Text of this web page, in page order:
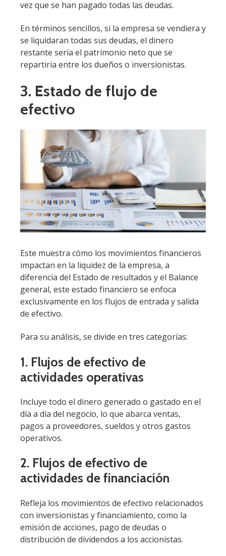
vez que se han pagado todas las deudas.
En términos sencillos, si la empresa se vendiera y
se liquidaran todas sus deudas, el dinero
restante sería el patrimonio neto que se
repartiría entre los dueños o inversionistas.
3. Estado de flujo de
efectivo
Este muestra cómo los movimientos financieros
impactan en la liquidez de la empresa, a
diferencia del Estado de resultados y el Balance
general, este estado financiero se enfoca
exclusivamente en los flujos de entrada y salida
de efectivo.
Para su análisis, se divide en tres categorías:
1. Flujos de efectivo de
actividades operativas
Incluye todo el dinero generado o gastado en el
día a día del negocio, lo que abarca ventas,
pagos a proveedores, sueldos y otros gastos
operativos.
2. Flujos de efectivo de
actividades de financiación
Refleja los movimientos de efectivo relacionados
con inversionistas y financiamiento, como la
emisión de acciones, pago de deudas o
distribución de dividendos a los accionistas.